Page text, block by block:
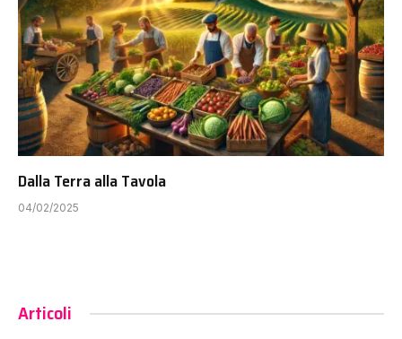
Dalla Terra alla Tavola
04/02/2025
Articoli